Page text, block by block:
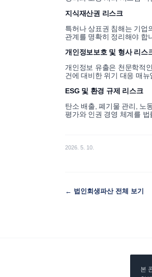
지식재산권 리스크
특허나 상표권 침해는 기업
관계를 명확히 정리해야 합
개인정보보호 및 형사 리스
개인정보 유출은 천문학적
건에 대비한 위기 대응 매뉴
ESG 및 환경 규제 리스크
탄소 배출, 폐기물 관리, 노
평가와 인권 경영 체계를 법
2026. 5. 10.
← 법인회생파산전체 보기
본